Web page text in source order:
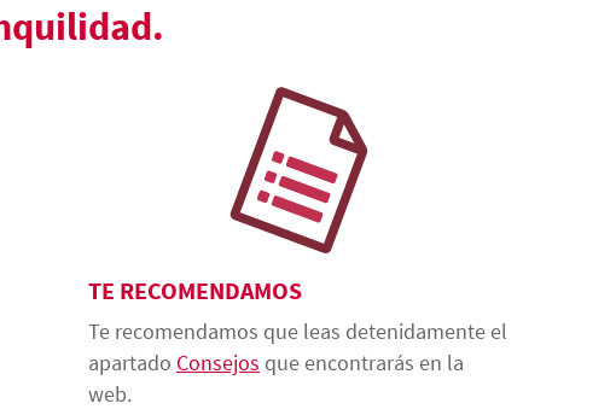
TE RECOMENDAMOS
Te recomendamos que leas detenidamente el
apartado Consejos que encontrarás en la
web.